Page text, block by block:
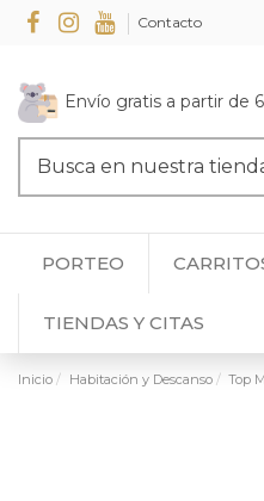
Contacto
Envío gratis a partir de
PORTEO
TIENDAS Y CITAS
Inicio Habitación y Descanso Top